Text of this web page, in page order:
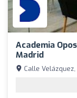
Academia
Madrid
Calle